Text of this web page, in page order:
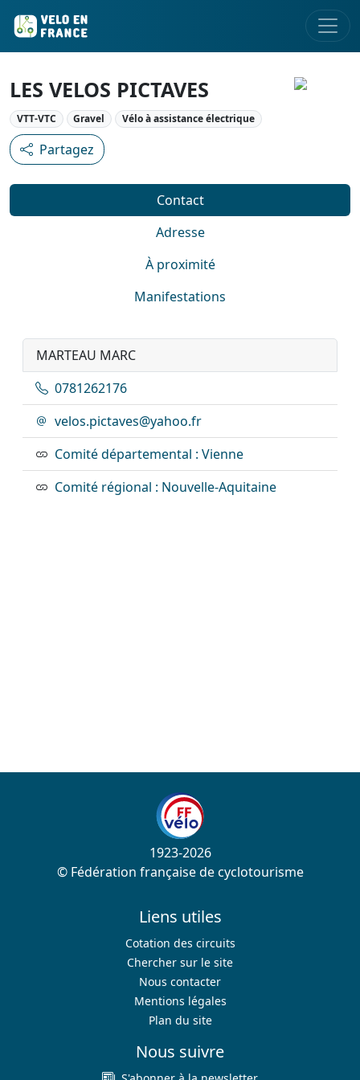
LES VELOS PICTAVES
VTT-VTC Gravel Vélo à assistance électrique
Partagez
Contact
Adresse
À proximité
Manifestations
MARTEAU MARC
0781262176
velos.pictaves@yahoo.fr
Comité départemental : Vienne
Comité régional : Nouvelle-Aquitaine
1923-2026
© Fédération française de cyclotourisme
Liens utiles
Cotation des circuits
Chercher sur le site
Nous contacter
Mentions légales
Plan du site
Nous suivre